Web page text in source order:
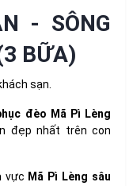
- SÔNG
BỮA)
sạn.
đèo Mã Pì Lèng
đẹp nhất trên con
vực Mã Pì Lèng sâu